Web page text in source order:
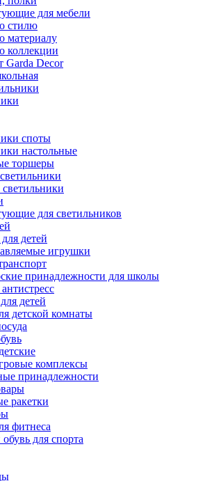
для мебели
стилю
материалу
коллекции
Garda Decor
споты
настольные
торшеры
для светильников
детей
игрушки
принадлежности для школы
детей
детской комнаты
комплексы
принадлежности
ракетки
фитнеса
для спорта